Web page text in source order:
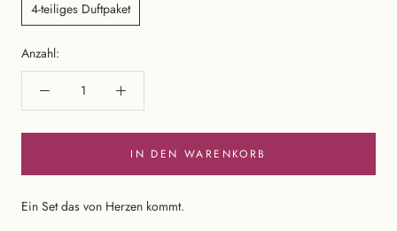
4-teiliges Duftpaket
Anzahl:
IN DEN WARENKORB
Ein Set das von Herzen kommt.